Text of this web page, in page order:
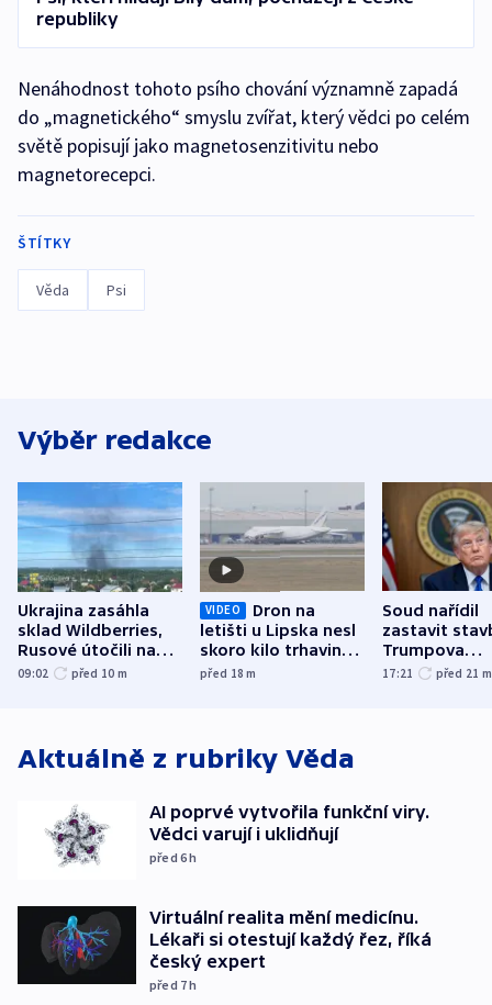
republiky
Nenáhodnost tohoto psího chování významně zapadá
do „magnetického“ smyslu zvířat, který vědci po celém
světě popisují jako magnetosenzitivitu nebo
magnetorecepci.
ŠTÍTKY
Věda Psi
Výběr redakce
Ukrajina zasáhla
sklad Wildberries,
Rusové útočili na
trh, hasiče či
09:02 před 10 m
VIDEO
Dron na
letišti u Lipska nesl
skoro kilo trhaviny,
indicie ukazují na
před 18m
Soud nařídil
zastavit
Trumpova
tanečního
17:21 před 21 m
Aktuálně z rubriky Věda
AI poprvé vytvořila funkční viry.
Vědci varují i uklidňují
před 6h
Virtuální realita mění medicínu.
Lékaři si otestují každý řez, říká
český expert
před 7h